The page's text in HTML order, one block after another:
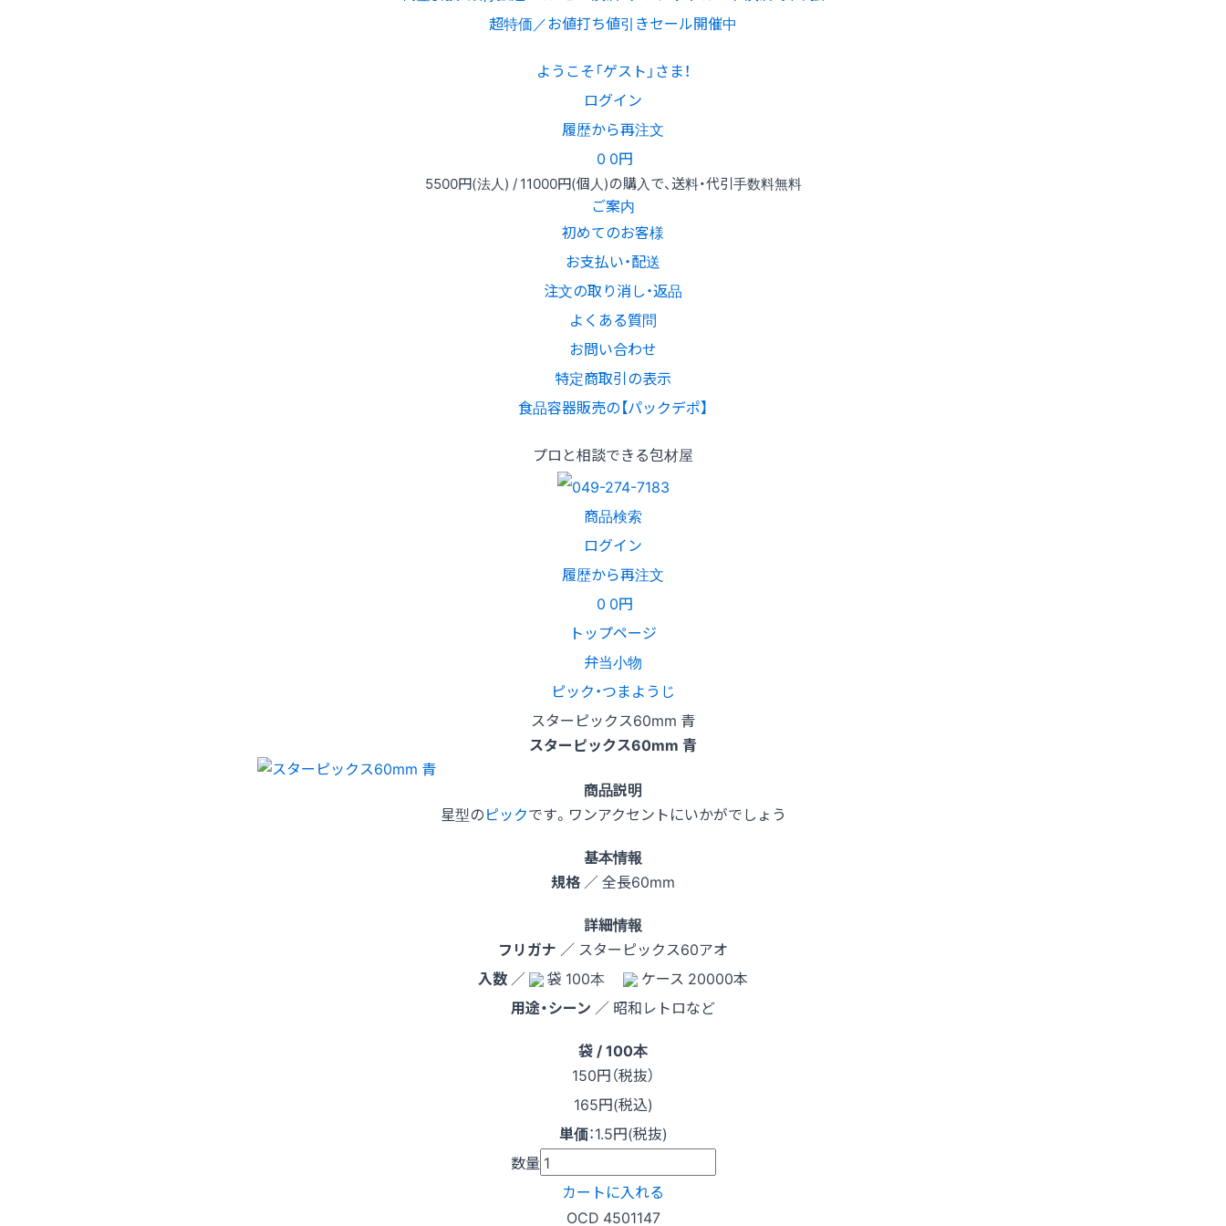
超特価／お値打ち値引きセール開催中
ようこそ「ゲスト」さま！
ログイン
履歴から再注文
0 0円
5500円(法人) /11000円(個人)の購入で、送料・代引手数料無料
ご案内
初めてのお客様
お支払い・配送
注文の取り消し・返品
よくある質問
お問い合わせ
特定商取引の表示
食品容器販売の【パックデポ】
プロと相談できる包材屋
商品検索
ログイン
履歴から再注文
0 0円
トップページ
弁当小物
ピック・つまようじ
スターピックス60mm 青
スターピックス60mm 青
商品説明
星型のピックです。ワンアクセントにいかがでしょう
基本情報
規格 ／ 全長60mm
詳細情報
フリガナ ／ スターピックス60アオ
入数 ／ 袋 100本
ケース 20000本
用途・シーン ／ 昭和レトロなど
袋 / 100本
150円（税抜）
165円(税込)
単価：1.5円(税抜)
数量
カートに入れる
OCD 4501147